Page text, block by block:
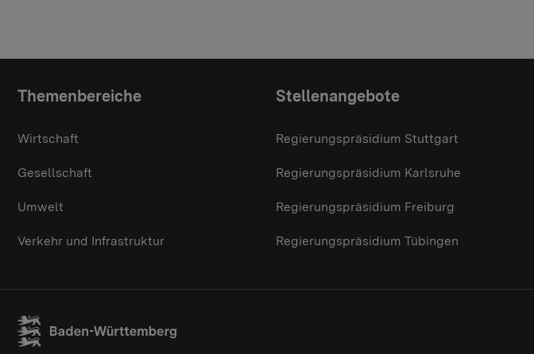
Themenübersicht
Themenbereiche
Wirtschaft
Gesellschaft
Umwelt
Verkehr und Infrastruktur
Stellenangebote
Regierungspräsidium Stuttgart
Regierungspräsidium Karlsruhe
Regierungspräsidium Freiburg
Regierungspräsidium Tübingen